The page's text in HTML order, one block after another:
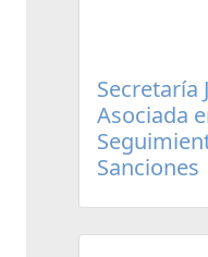
Secretaría
Asociada
Sanciones